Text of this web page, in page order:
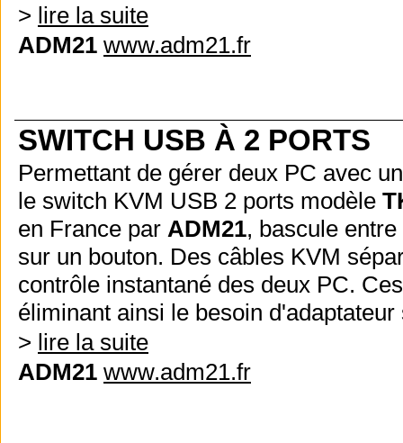
> lire la suite
ADM21 www.adm21.fr
SWITCH USB À 2 PORTS
Permettant de gérer deux PC avec
le switch KVM USB 2 ports modèle
en France par ADM21, bascule
sur un bouton. Des câbles KVM
contrôle instantané des deux PC.
éliminant ainsi le besoin d'adaptateur
> lire la suite
ADM21 www.adm21.fr